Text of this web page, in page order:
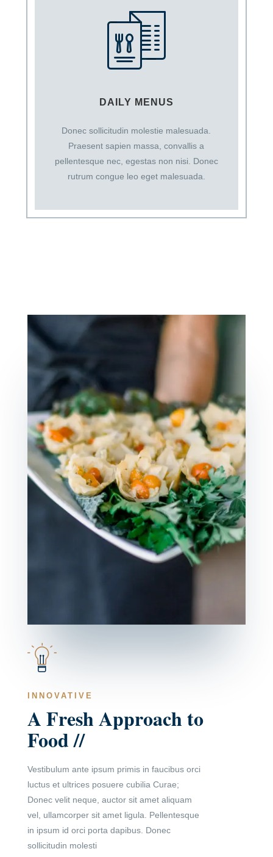
DAILY MENUS
Donec sollicitudin molestie malesuada.
Praesent sapien massa, convallis a
pellentesque nec, egestas non nisi. Donec
rutrum congue leo eget malesuada.
INNOVATIVE
A Fresh Approach to
Food //
Vestibulum ante ipsum primis in faucibus orci
luctus et ultrices posuere cubilia Curae;
Donec velit neque, auctor sit amet aliquam
vel, ullamcorper sit amet ligula. Pellentesque
in ipsum id orci porta dapibus. Donec
sollicitudin molesti